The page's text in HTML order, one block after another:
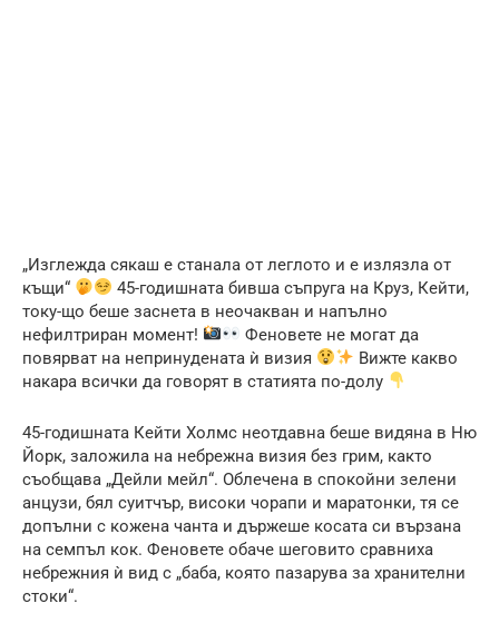
„Изглежда сякаш е станала от леглото и е излязла от
къщи“
45-годишната бивша съпруга на Круз, Кейти,
току-що беше заснета в неочакван и напълно
нефилтриран момент!
Феновете не могат да
повярват на непринудената ѝ визия
Вижте какво
накара всички да говорят в статията по-долу
45-годишната Кейти Холмс неотдавна беше видяна в Ню
Йорк, заложила на небрежна визия без грим, както
съобщава „Дейли мейл“. Облечена в спокойни зелени
анцузи, бял суитчър, високи чорапи и маратонки, тя се
допълни с кожена чанта и държеше косата си вързана
на семпъл кок. Феновете обаче шеговито сравниха
небрежния ѝ вид с „баба, която пазарува за хранителни
стоки“.